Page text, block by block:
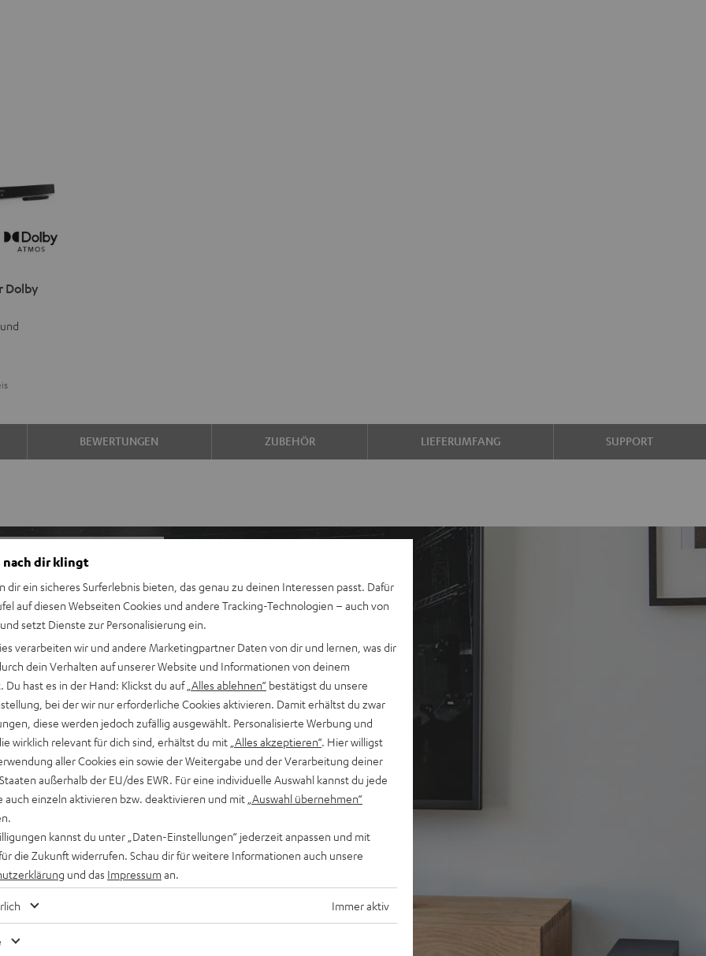
Dolby
BEWERTUNGEN ZUBEHÖR LIEFERUMFANG SUPPORT
überhaupt. Jetzt
auch von oben.
und
von oben zu kommen
mit optional
sowie kabellos
bestmögliche
etc.) und
unterm Sofa oder
und Klangeinstellungen
Musik von Smartphone,
nach dir klingt
dir ein sicheres Surferlebnis bieten, das genau zu deinen Interessen passt. Dafür
auf diesen Webseiten Cookies und andere Tracking-Technologien – auch von
setzt Dienste zur Personalisierung ein.
verarbeiten wir und andere Marketingpartner Daten von dir und lernen, was dir
dein Verhalten auf unserer Website und Informationen von deinem
Du hast es in der Hand: Klickst du auf „Alles ablehnen“ bestätigst du unsere
bei der wir nur erforderliche Cookies aktivieren. Damit erhältst du zwar
diese werden jedoch zufällig ausgewählt. Personalisierte Werbung und
wirklich relevant für dich sind, erhältst du mit „Alles akzeptieren“. Hier willigst
aller Cookies ein sowie der Weitergabe und der Verarbeitung deiner
außerhalb der EU/des EWR. Für eine individuelle Auswahl kannst du jede
auch einzeln aktivieren bzw. deaktivieren und mit „Auswahl übernehmen“
kannst du unter „Daten-Einstellungen“ jederzeit anpassen und mit
die Zukunft widerrufen. Schau dir für weitere Informationen auch unsere
und das Impressum an.
Immer aktiv